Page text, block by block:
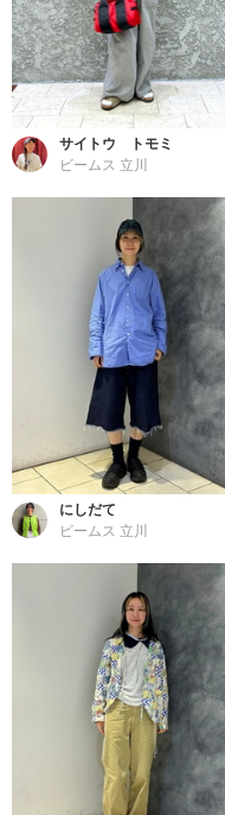
サイトウ トモミ
ビームス 立川
にしだて
ビームス 立川